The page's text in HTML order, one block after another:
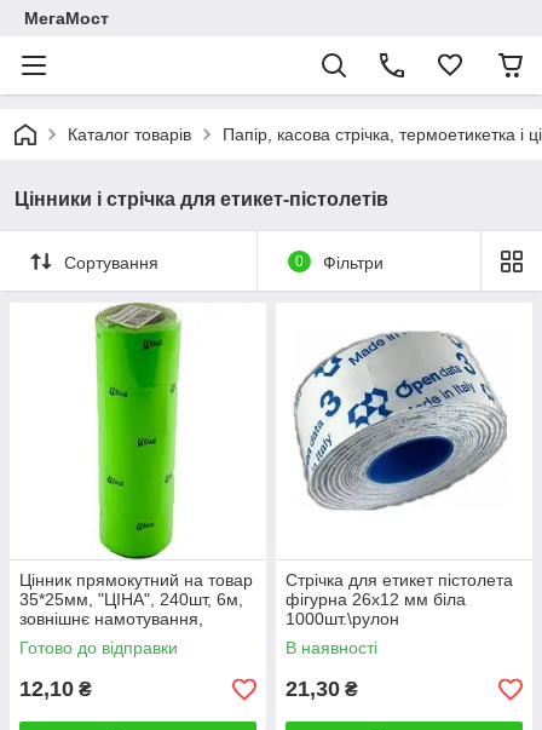
МегаМост
Каталог товарів Папір, касова стрічка, термоетикетка і
Цінники і стрічка для етикет-пістолетів
Сортування 0 Фільтри
Цінник прямокутний на товар
35*25мм, "ЦІНА", 240шт, 6м,
зовнішнє намотування,
зелений
Готово до відправки
12,10 ₴
Стрічка для етикет пістолета
фігурна 26х12 мм біла
1000шт.\рулон
В наявності
21,30 ₴